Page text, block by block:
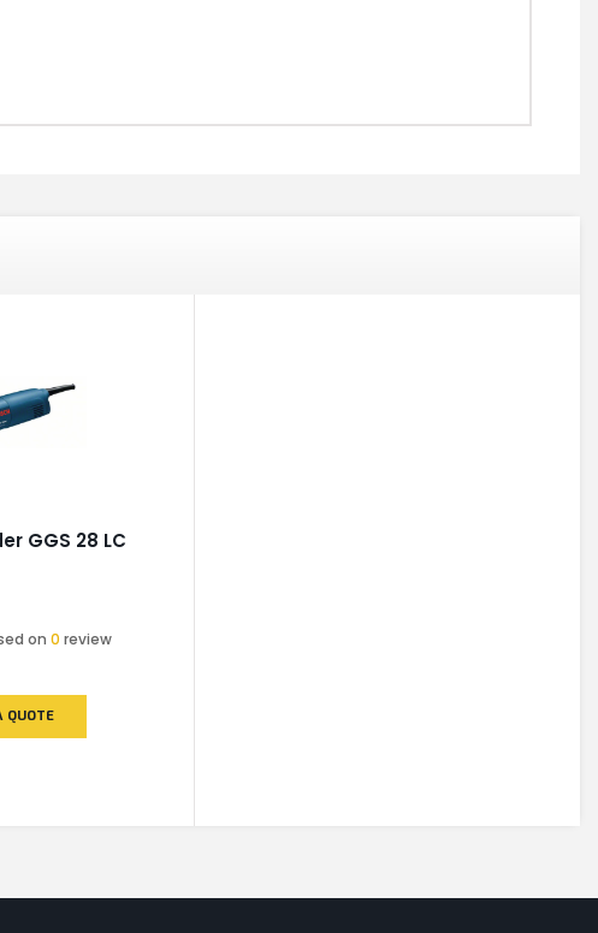
GGS 28 LC
on 0 review
QUOTE